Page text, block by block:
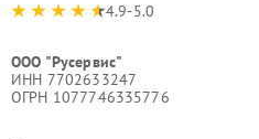
4.9-5.0
ООО "Русервис"
ИНН 7702633247
ОГРН 1077746335776